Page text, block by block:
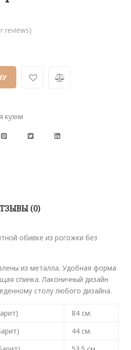
reviews)
кухни
(0)
обивке из рогожки без
из металла. Удобная форма
спинка. Лаконичный дизайн
столу любого дизайна.
84 см.
44 см.